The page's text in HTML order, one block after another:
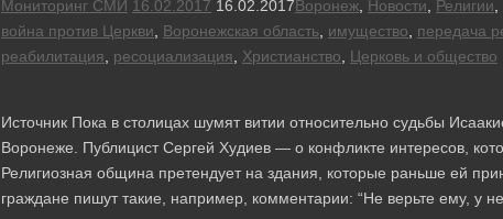
Мониторинг СМИ 16.02.2017 16.02.2017Воронеж Новости Религии
война против Церкви
Воронежская область имущество передача
реабилитация
ресоциализация Христианство Церковь и общество
Источник Пока в столицах шумят витии относительно судьбы
Воронеже. Публицист Сергей Худиев — о конфликте интересов,
Религиозная община претендует на здания, которые раньше ей
граждане пишут такие, например, комментарии: “Не верьте ему, у